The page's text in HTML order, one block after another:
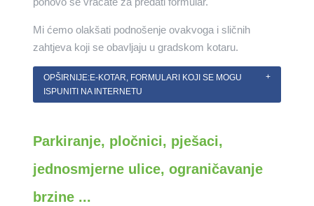
Mi ćemo olakšati podnošenje ovakvoga i sličnih
zahtjeva koji se obavljaju u gradskom kotaru.
OPŠIRNIJE:E-KOTAR, FORMULARI KOJI SE MOGU
ISPUNITI NA INTERNETU
Parkiranje, pločnici, pješaci,
jednosmjerne ulice, ograničavanje
brzine ...